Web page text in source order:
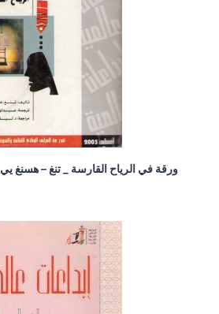
ورقة في الرياح القارسة _ تنغ – هسنغ يي